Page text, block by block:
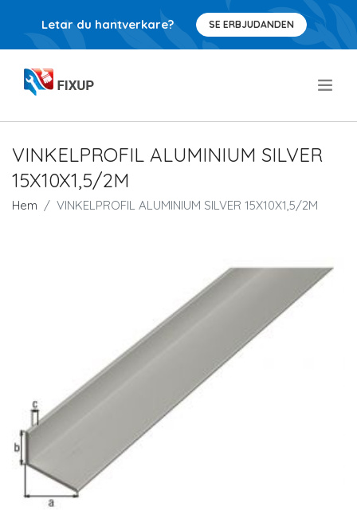
Letar du hantverkare? SE ERBJUDANDEN
VINKELPROFIL ALUMINIUM SILVER
15X10X1,5/2M
Hem VINKELPROFIL ALUMINIUM SILVER 15X10X1,5/2M